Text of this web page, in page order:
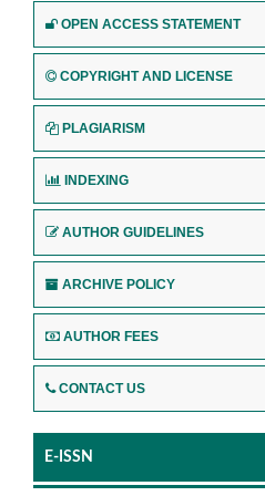
OPEN ACCESS STATEMENT
COPYRIGHT AND LICENSE
PLAGIARISM
INDEXING
AUTHOR GUIDELINES
ARCHIVE POLICY
AUTHOR FEES
CONTACT US
E-ISSN